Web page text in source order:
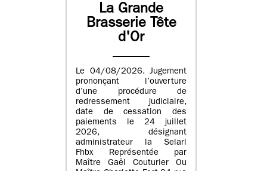
La Grande
Brasserie Tête
d'Or
Le 04/08/2026. Jugement
prononçant l’ouverture
d’une procédure de
redressement judiciaire,
date de cessation des
paiements le 24 juillet
2026, désignant
administrateur la Selarl
Fhbx Représentée par
Maître Gaël Couturier Ou